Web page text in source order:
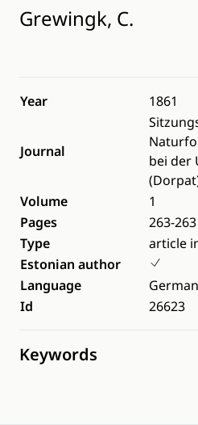
Grewingk, C.
Year 1861
Journal
bei der
Volume
1
Pages
263-263
Type
article
Estonian author
Language
German
Id
26623
Keywords